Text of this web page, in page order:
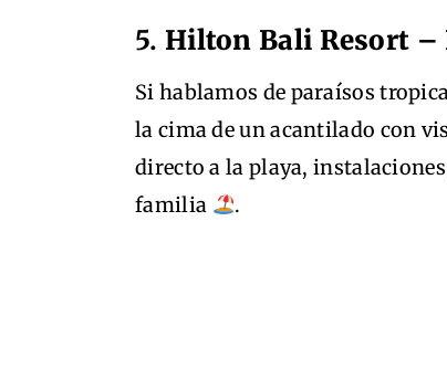
5. Hilton Bali Resort –
Si hablamos de paraísos
la cima de un acantilado con
directo a la playa,
familia
.